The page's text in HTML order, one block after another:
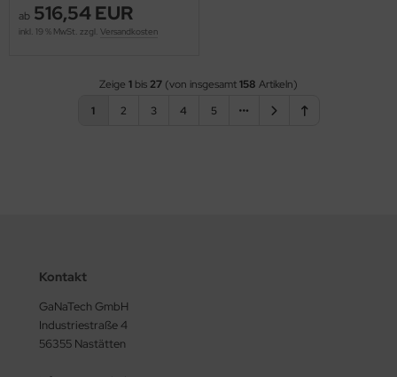
ab 516,54 EUR
inkl. 19 % MwSt. zzgl. Versandkosten
Zeige 1 bis27 (von insgesamt158 Artikeln)
1
2 3 4 5
Kontakt
GaNaTech GmbH
Industriestraße 4
56355 Nastätten